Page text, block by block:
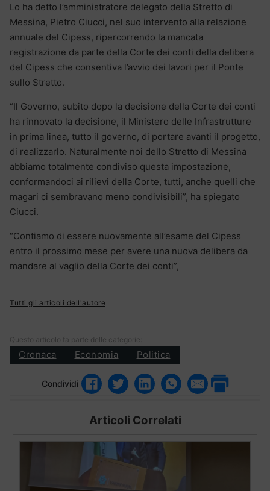
Lo ha detto l’amministratore delegato della Stretto di
Messina, Pietro Ciucci, nel suo intervento alla relazione
annuale del Cipess, ripercorrendo la mancata
registrazione da parte della Corte dei conti della delibera
del Cipess che consentiva l’avvio dei lavori per il Ponte
sullo Stretto.
“Il Governo, subito dopo la decisione della Corte dei conti
ha rinnovato la decisione, il Ministero delle Infrastrutture
in prima linea, tutto il governo, di portare avanti il progetto,
di realizzarlo. Naturalmente noi dello Stretto di Messina
abbiamo totalmente condiviso questa impostazione,
conformandoci ai rilievi della Corte, tutti, anche quelli che
magari ci sembravano meno condivisibili”, ha spiegato
Ciucci.
“Contiamo di essere nuovamente all’esame del Cipess
entro il prossimo mese per avere una nuova delibera da
mandare al vaglio della Corte dei conti”,
Tutti gli articoli dell'autore
Questo articolo fa parte delle categorie:
Cronaca Economia Politica
Condividi
Articoli Correlati